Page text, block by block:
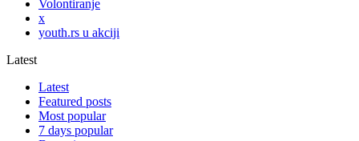
Volontiranje
x
youth.rs u akciji
Latest
Latest
Featured posts
Most popular
7 days popular